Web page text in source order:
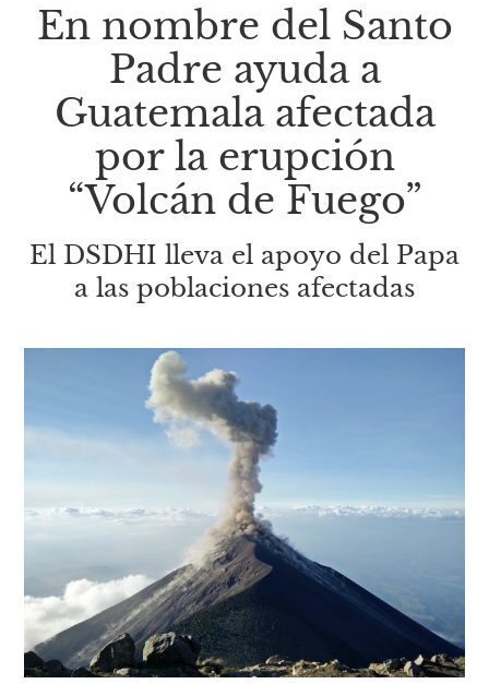
En nombre del Santo
Padre ayuda a
Guatemala afectada
por la erupción
“Volcán de Fuego”
El DSDHI lleva el apoyo del Papa
a las poblaciones afectadas